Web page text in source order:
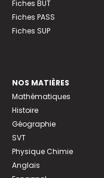
Fiches BUT
Fiches PASS
Fiches SUP
NOS MATIÈRES
Mathématiques
Histoire
Géographie
SVT
Physique Chimie
Anglais